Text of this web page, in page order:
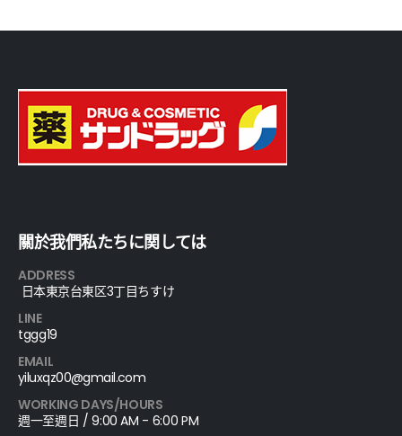
關於我們私たちに関しては
ADDRESS
日本東京台東区3丁目ちすけ
LINE
tggg19
EMAIL
yiluxqz00@gmail.com
WORKING DAYS/HOURS
週一至週日 / 9:00 AM - 6:00 PM